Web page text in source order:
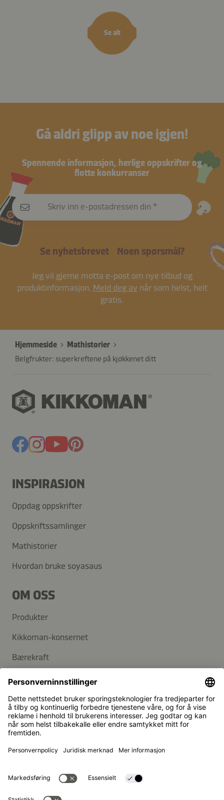
Se alt
Gå aldri glipp av noe igjen!
Spennende informasjon, herlige oppskrifter og
flotte konkurranser
Skriv inn e-postadressen din
Se nyhetsbrevet Noen spørsmål?
Jeg vil gjerne motta e-post om nye tilbud og
produktinformasjon. Meld deg av når som helst, helt
gratis.
Hjemmeside
Mathistorier
Belgfrukter: superkreftene på kjøkkenet ditt
INSPIRASJON
Oppdag oppskrifter
Oppskriftssamlinger
Mathistorier
Hvordan bruke soyasaus
OM OSS
Produkter
Kikkoman-konsernet
Bærekraft
KUNDESERVICE
Vanlige spørsmål
Kontakt
Nyhetsbrev
Kikkoman er et registrert varemerke for Kikkoman